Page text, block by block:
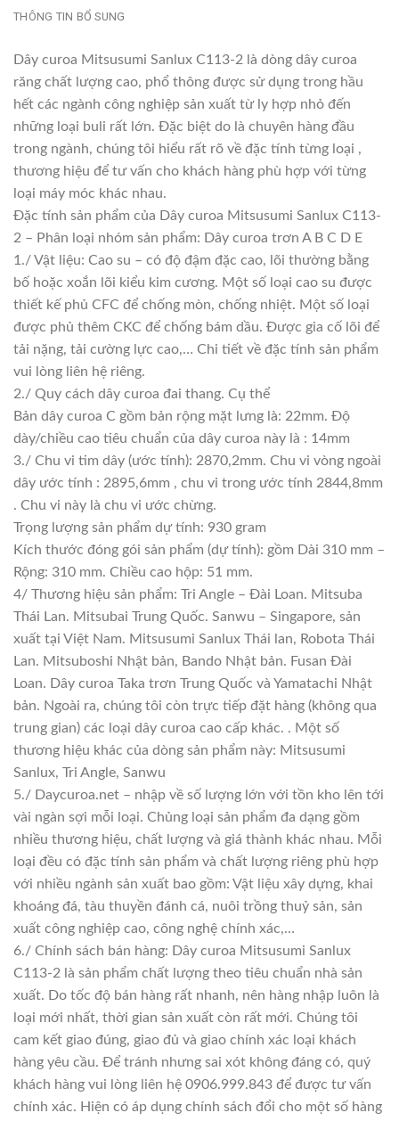
THÔNG TIN BỔ SUNG
Dây curoa Mitsusumi Sanlux C113-2 là dòng dây curoa
răng chất lượng cao, phổ thông được sử dụng trong hầu
hết các ngành công nghiệp sản xuất từ ly hợp nhỏ đến
những loại buli rất lớn. Đặc biệt do là chuyên hàng đầu
trong ngành, chúng tôi hiểu rất rõ về đặc tính từng loại ,
thương hiệu để tư vấn cho khách hàng phù hợp với từng
loại máy móc khác nhau.
Đặc tính sản phẩm của Dây curoa Mitsusumi Sanlux C113-
2 – Phân loại nhóm sản phẩm: Dây curoa trơn A B C D E
1./ Vật liệu: Cao su – có độ đậm đặc cao, lõi thường bằng
bố hoặc xoắn lõi kiểu kim cương. Một số loại cao su được
thiết kế phủ CFC để chống mòn, chống nhiệt. Một số loại
được phủ thêm CKC để chống bám dầu. Được gia cố lõi để
tải nặng, tải cường lực cao,… Chi tiết về đặc tính sản phẩm
vui lòng liên hệ riêng.
2./ Quy cách dây curoa đai thang. Cụ thể
Bản dây curoa C gồm bản rộng mặt lưng là: 22mm. Độ
dày/chiều cao tiêu chuẩn của dây curoa này là : 14mm
3./ Chu vi tim dây (ước tính): 2870,2mm. Chu vi vòng ngoài
dây ước tính : 2895,6mm , chu vi trong ước tính 2844,8mm
. Chu vi này là chu vi ước chừng.
Trọng lượng sản phẩm dự tính: 930 gram
Kích thước đóng gói sản phẩm (dự tính): gồm Dài 310 mm –
Rộng: 310 mm. Chiều cao hộp: 51 mm.
4/ Thương hiệu sản phẩm: Tri Angle – Đài Loan. Mitsuba
Thái Lan. Mitsubai Trung Quốc. Sanwu – Singapore, sản
xuất tại Việt Nam. Mitsusumi Sanlux Thái lan, Robota Thái
Lan. Mitsuboshi Nhật bản, Bando Nhật bản. Fusan Đài
Loan. Dây curoa Taka trơn Trung Quốc và Yamatachi Nhật
bản. Ngoài ra, chúng tôi còn trực tiếp đặt hàng (không qua
trung gian) các loại dây curoa cao cấp khác. . Một số
thương hiệu khác của dòng sản phẩm này: Mitsusumi
Sanlux, Tri Angle, Sanwu
5./ Daycuroa.net – nhập về số lượng lớn với tồn kho lên tới
vài ngàn sợi mỗi loại. Chủng loại sản phẩm đa dạng gồm
nhiều thương hiệu, chất lượng và giá thành khác nhau. Mỗi
loại đều có đặc tính sản phẩm và chất lượng riêng phù hợp
với nhiều ngành sản xuất bao gồm: Vật liệu xây dựng, khai
khoáng đá, tàu thuyền đánh cá, nuôi trồng thuỷ sản, sản
xuất công nghiệp cao, công nghệ chính xác,…
6./ Chính sách bán hàng: Dây curoa Mitsusumi Sanlux
C113-2 là sản phẩm chất lượng theo tiêu chuẩn nhà sản
xuất. Do tốc độ bán hàng rất nhanh, nên hàng nhập luôn là
loại mới nhất, thời gian sản xuất còn rất mới. Chúng tôi
cam kết giao đúng, giao đủ và giao chính xác loại khách
hàng yêu cầu. Để tránh nhưng sai xót không đáng có, quý
khách hàng vui lòng liên hệ 0906.999.843 để được tư vấn
chính xác. Hiện có áp dụng chính sách đổi cho một số hàng